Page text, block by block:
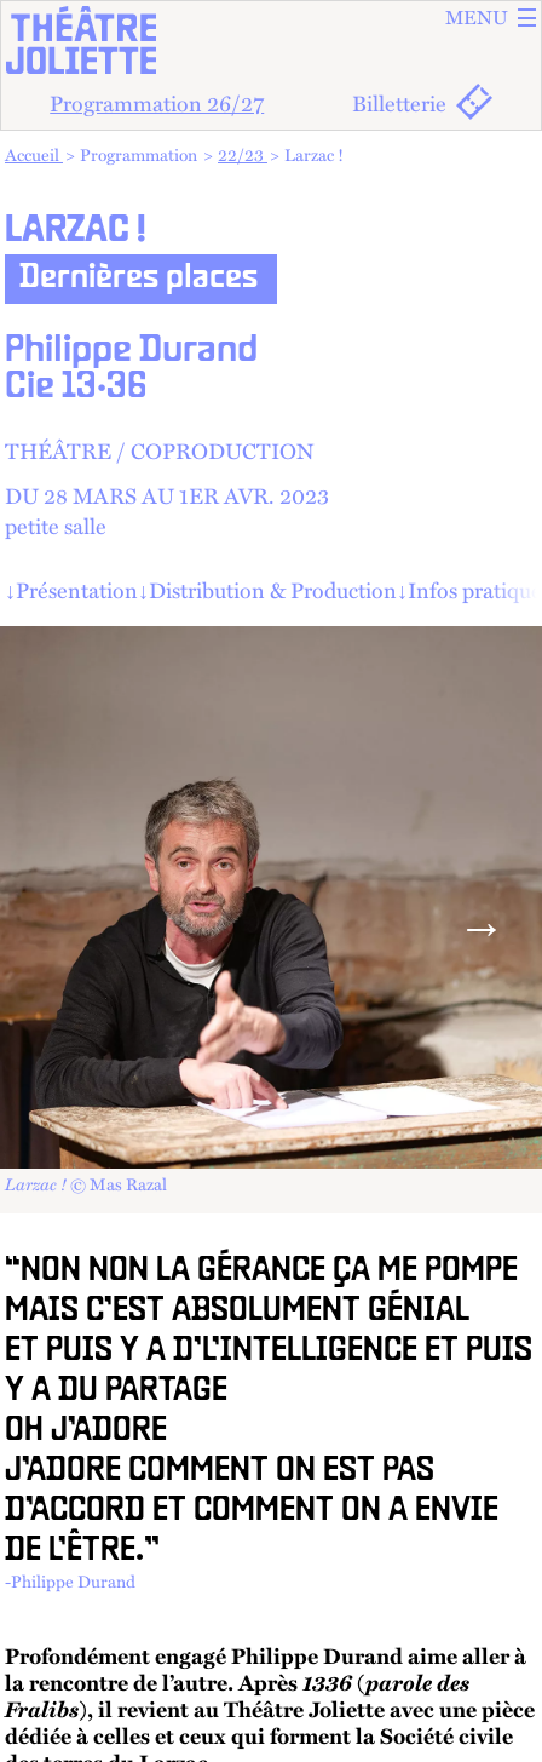
ALLER
ALLER
MENU
Programmation 26/27 Billetterie
Vous êtes dans :
Accueil Programmation 22/23 Larzac !
LARZAC !
Dernières places
Philippe Durand
Cie 13·36
THÉÂTRE COPRODUCTION
DU 28 MARS AU1ERAVR. 2023
petite salle
↓Présentation↓Distribution & Production↓Infos
Larzac !© Mas Razal
“NON NON LA GÉRANCE ÇA ME POMPE
MAIS C’EST ABSOLUMENT GÉNIAL
ET PUIS Y A D’L’INTELLIGENCE ET PUIS
Y A DU PARTAGE
OH J’ADORE
J’ADORE COMMENT ON EST PAS
D’ACCORD ET COMMENT ON A ENVIE
DE L’ÊTRE.”
-Philippe Durand
Profondément engagé Philippe Durand aime aller à
la rencontre de l’autre. Après1336(parole des
Fralibs), il revient au Théâtre Joliette avec une pièce
dédiée à celles et ceux qui forment la Société civile